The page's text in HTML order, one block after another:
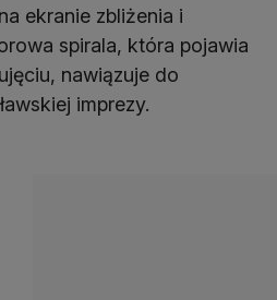
ekranie zbliżenia i
spirala, która pojawia
nawiązuje do
imprezy.